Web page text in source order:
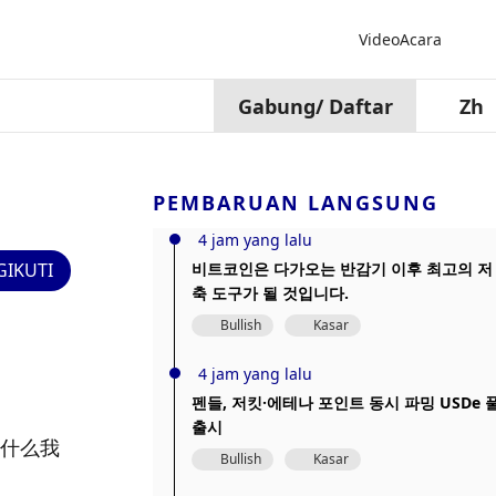
VideoAcara
Gabung/ Daftar Zh
么我
PEMBARUAN LANGSUNG
4 jam yang lalu
비트코인은 다가오는 반감기 이후 최고의 저
축 도구가 될 것입니다.
Bullish Kasar
4 jam yang lalu
펜들, 저킷·에테나 포인트 동시 파밍 USDe
출시
Bullish Kasar